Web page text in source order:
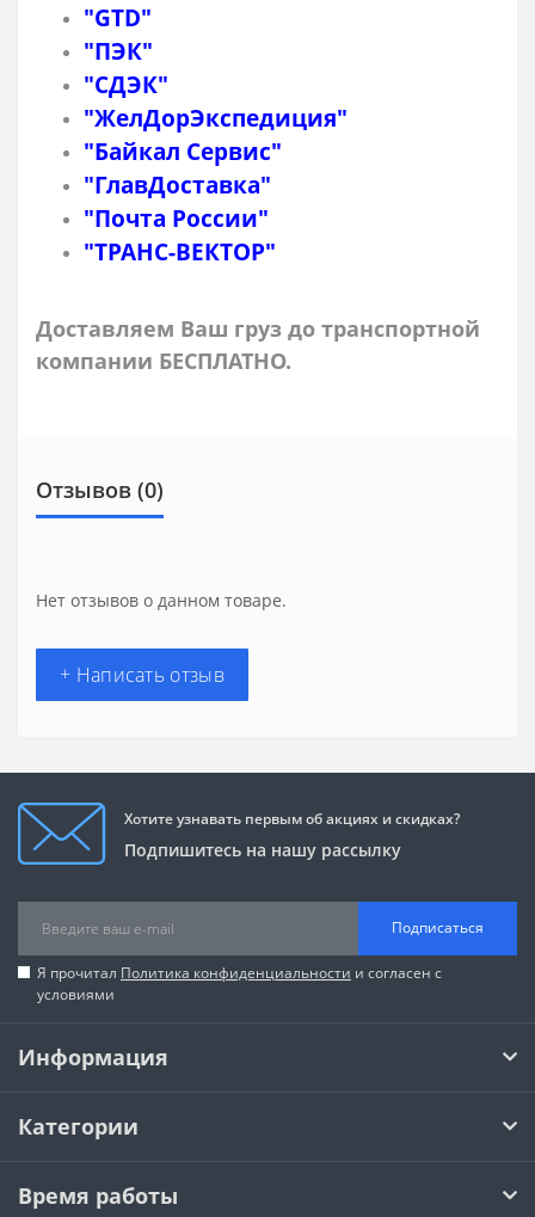
"GTD"
"ПЭК"
"СДЭК"
"ЖелДорЭкспедиция"
"Байкал Сервис"
"ГлавДоставка"
"Почта России"
"ТРАНС-ВЕКТОР"
Доставляем Ваш груз до транспортной
компании БЕСПЛАТНО.
Отзывов (0)
Нет отзывов о данном товаре.
+ Написать отзыв
Хотите узнавать первым об акциях и скидках?
Подпишитесь на нашу рассылку
Подписаться
Я прочитал Политика конфиденциальности и согласен с
условиями
Информация
Категории
Время работы